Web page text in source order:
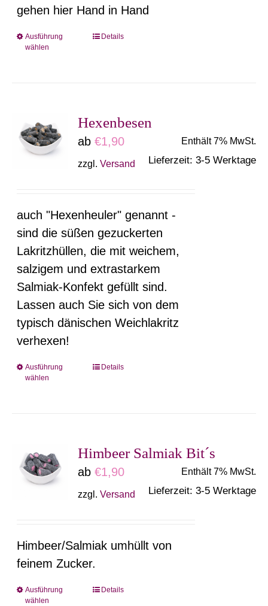
gehen hier Hand in Hand
Ausführung
wählen
Dieses
auf.
Die
Optionen
der
Produktseite
gewählt
werden
Details
Hexenbesen
ab€1,90 Enthält 7% MwSt.
zzgl.Versand Lieferzeit: 3-5 Werktage
auch "Hexenheuler" genannt -
sind die süßen gezuckerten
Lakritzhüllen, die mit weichem,
salzigem und extrastarkem
Salmiak-Konfekt gefüllt sind.
Lassen auch Sie sich von dem
typisch dänischen Weichlakritz
verhexen!
Ausführung
wählen
Dieses
auf.
Die
Optionen
der
Produktseite
gewählt
Details
Himbeer Salmiak Bit´s
ab€1,90 Enthält 7% MwSt.
zzgl.Versand Lieferzeit: 3-5 Werktage
Himbeer/Salmiak umhüllt von
feinem Zucker.
Ausführung
wählen
Dieses
Details